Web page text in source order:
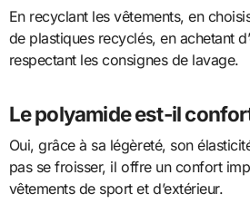
En recyclant les vêtements, en
de plastiques recyclés, en achetant
respectant les consignes de lavage.
Le polyamide est-il
Oui, grâce à sa légèreté, son
pas se froisser, il offre un confort
vêtements de sport et d’extérieur.